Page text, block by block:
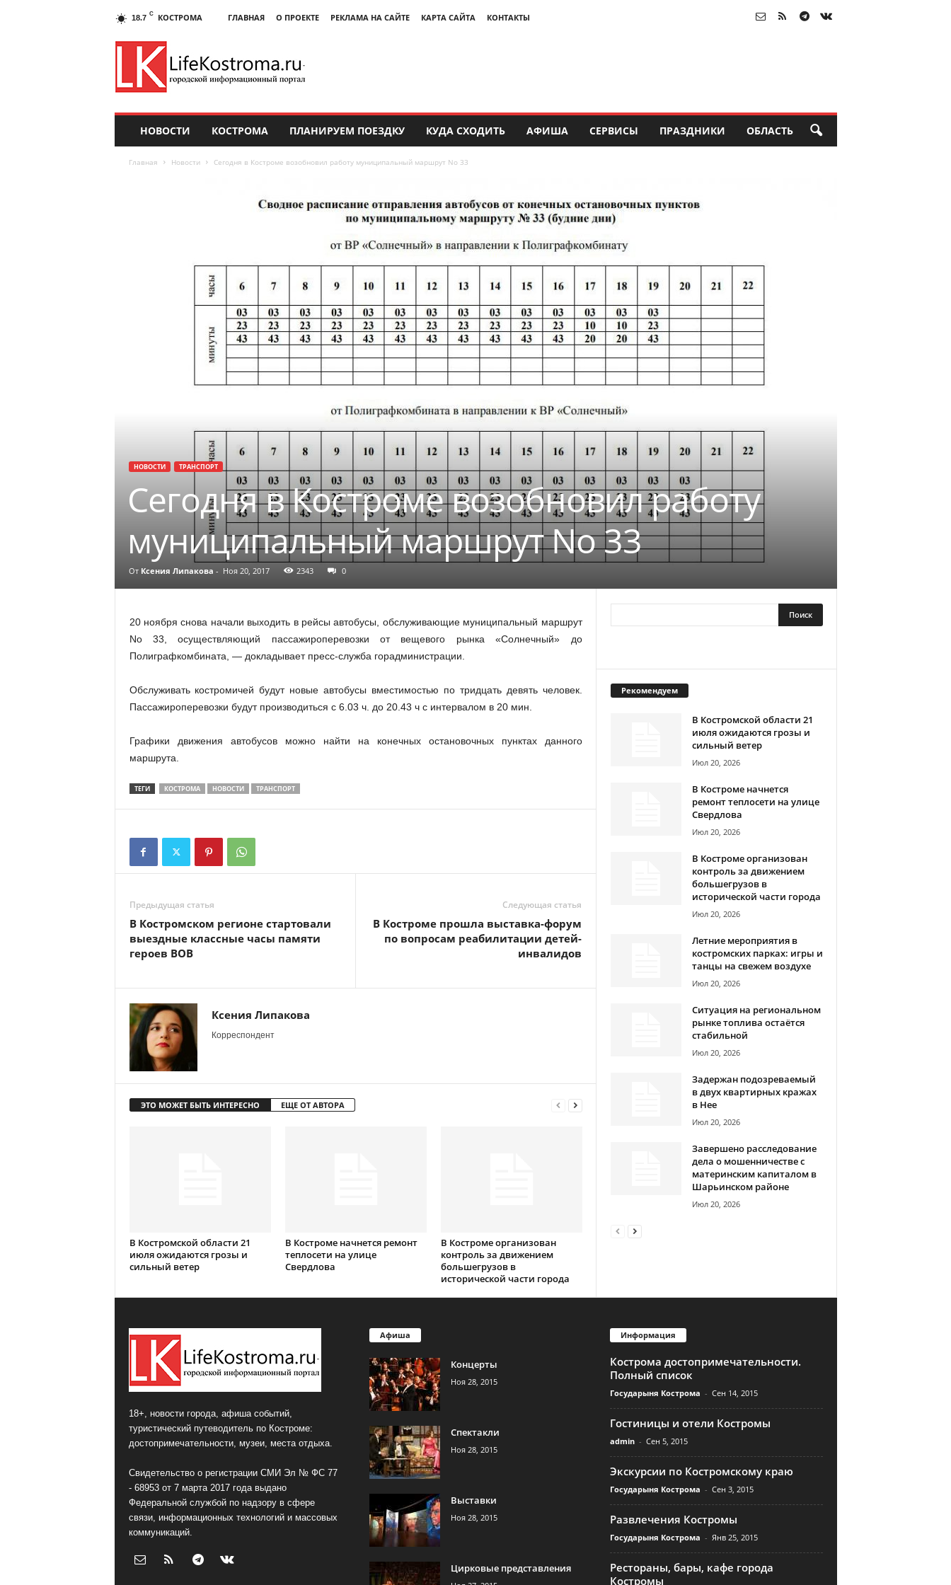
18.7 C КОСТРОМА ГЛАВНАЯ О ПРОЕКТЕ РЕКЛАМА НА САЙТЕ КАРТА САЙТА КОНТАКТЫ
НОВОСТИ КОСТРОМА ПЛАНИРУЕМ ПОЕЗДКУ КУДА СХОДИТЬ АФИША СЕРВИСЫ ПРАЗДНИКИ ОБЛАСТЬ
Главная Новости Сегодня в Костроме возобновил работу муниципальный маршрут No 33
НОВОСТИ ТРАНСПОРТ
Сегодня в Костроме возобновил работу
муниципальный маршрут No 33
От Ксения Липакова - Ноя 20, 2017 2343 0
20 ноября снова начали выходить в рейсы автобусы, обслуживающие муниципальный маршрут
No 33, осуществляющий пассажироперевозки от вещевого рынка «Солнечный» до
Полиграфкомбината, — докладывает пресс-служба горадминистрации.
Обслуживать костромичей будут новые автобусы вместимостью по тридцать девять человек.
Пассажироперевозки будут производиться с 6.03 ч. до 20.43 ч с интервалом в 20 мин.
Графики движения автобусов можно найти на конечных остановочных пунктах данного
маршрута.
ТЕГИ КОСТРОМА НОВОСТИ ТРАНСПОРТ
Предыдущая статья
В Костромском регионе стартовали
выездные классные часы памяти
героев ВОВ
Следующая статья
В Костроме прошла выставка-форум
по вопросам реабилитации детей-
инвалидов
Ксения Липакова
Корреспондент
ЭТО МОЖЕТ БЫТЬ ИНТЕРЕСНО ЕЩЕ ОТ АВТОРА
В Костромской области 21
июля ожидаются грозы и
сильный ветер
В Костроме начнется ремонт
теплосети на улице
Свердлова
В Костроме организован
контроль за движением
большегрузов в
исторической части города
Рекомендуем
В Костромской области 21
июля ожидаются грозы и
сильный ветер
Июл 20, 2026
В Костроме начнется
ремонт теплосети на улице
Свердлова
Июл 20, 2026
В Костроме организован
контроль за движением
большегрузов в
исторической части города
Июл 20, 2026
Летние мероприятия в
костромских парках: игры и
танцы на свежем воздухе
Июл 20, 2026
Ситуация на региональном
рынке топлива остаётся
стабильной
Июл 20, 2026
Задержан подозреваемый
в двух квартирных кражах
в Нее
Июл 20, 2026
Завершено расследование
дела о мошенничестве с
материнским капиталом в
Шарьинском районе
Июл 20, 2026
18+, новости города, афиша событий,
туристический путеводитель по Костроме:
достопримечательности, музеи, места отдыха.
Свидетельство о регистрации СМИ Эл № ФС 77
- 68953 от 7 марта 2017 года выдано
Федеральной службой по надзору в сфере
связи, информационных технологий и массовых
коммуникаций.
Афиша
Концерты
Ноя 28, 2015
Спектакли
Ноя 28, 2015
Выставки
Ноя 28, 2015
Цирковые представления
Информация
Кострома достопримечательности.
Полный список
Государыня Кострома - Сен 14, 2015
Гостиницы и отели Костромы
admin - Сен 5, 2015
Экскурсии по Костромскому краю
Государыня Кострома - Сен 3, 2015
Развлечения Костромы
Государыня Кострома - Янв 25, 2015
Рестораны, бары, кафе города
Костромы